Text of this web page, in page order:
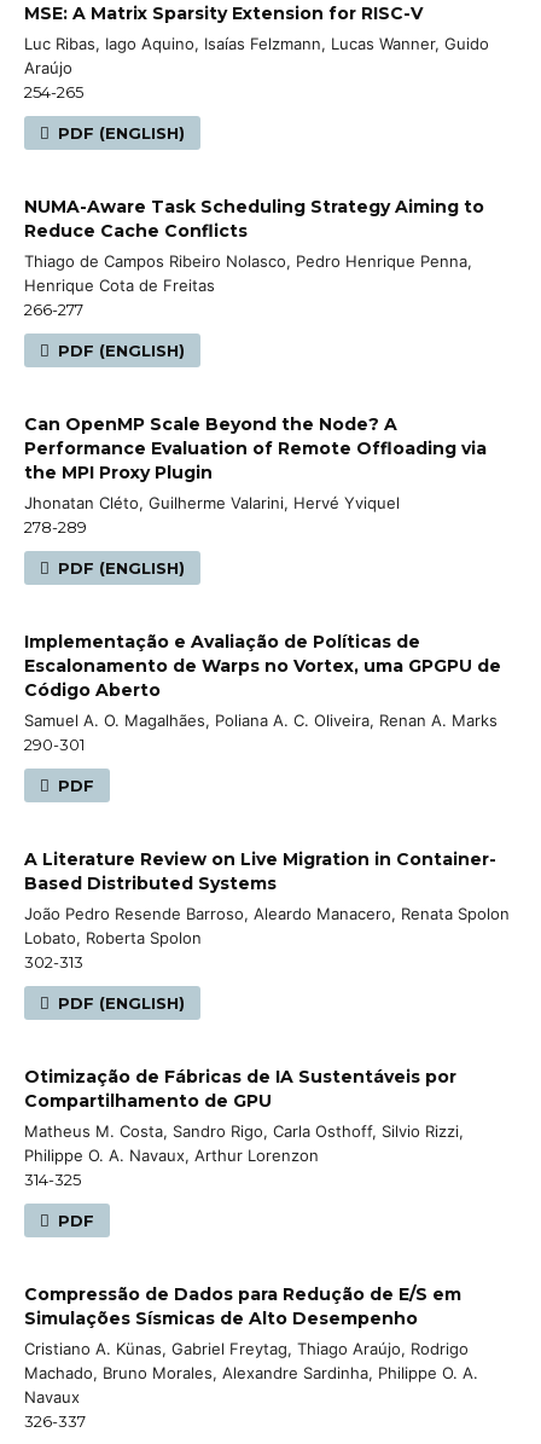
MSE: A Matrix Sparsity Extension for RISC-V
Luc Ribas, Iago Aquino, Isaías Felzmann, Lucas Wanner, Guido
Araújo
254-265
PDF (ENGLISH)
NUMA-Aware Task Scheduling Strategy Aiming to
Reduce Cache Conflicts
Thiago de Campos Ribeiro Nolasco, Pedro Henrique Penna,
Henrique Cota de Freitas
266-277
PDF (ENGLISH)
Can OpenMP Scale Beyond the Node? A
Performance Evaluation of Remote Offloading via
the MPI Proxy Plugin
Jhonatan Cléto, Guilherme Valarini, Hervé Yviquel
278-289
PDF (ENGLISH)
Implementação e Avaliação de Políticas de
Escalonamento de Warps no Vortex, uma GPGPU de
Código Aberto
Samuel A. O. Magalhães, Poliana A. C. Oliveira, Renan A. Marks
290-301
PDF
A Literature Review on Live Migration in Container-
Based Distributed Systems
João Pedro Resende Barroso, Aleardo Manacero, Renata Spolon
Lobato, Roberta Spolon
302-313
PDF (ENGLISH)
Otimização de Fábricas de IA Sustentáveis por
Compartilhamento de GPU
Matheus M. Costa, Sandro Rigo, Carla Osthoff, Silvio Rizzi,
Philippe O. A. Navaux, Arthur Lorenzon
314-325
PDF
Compressão de Dados para Redução de E/S em
Simulações Sísmicas de Alto Desempenho
Cristiano A. Künas, Gabriel Freytag, Thiago Araújo, Rodrigo
Machado, Bruno Morales, Alexandre Sardinha, Philippe O. A.
Navaux
326-337